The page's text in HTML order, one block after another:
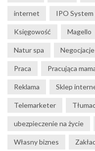
internet IPO System
Księgowość Magello
Natur spa Negocjacje
Praca Pracująca
Reklama Sklep
Telemarketer
ubezpieczenie na życie
Własny biznes